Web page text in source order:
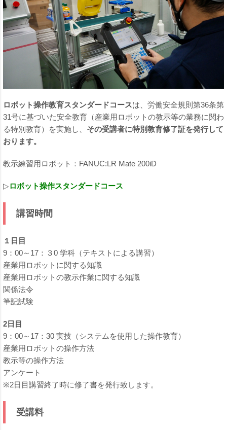
ロボット操作教育スタンダードコースは、労働安全規則第36条第
31号に基づいた安全教育（産業用ロボットの教示等の業務に関わ
る特別教育）を実施し、 その受講者に特別教育修了証を発行して
おります。
教示練習用ロボット：FANUC:LR Mate 200iD
▷ロボット操作スタンダードコース
講習時間
１日目
9：00～17：３0 学科（テキストによる講習）
産業用ロボットに関する知識
産業用ロボットの教示作業に関する知識
関係法令
筆記試験
2日目
9：00～17：30 実技（システムを使用した操作教育）
産業用ロボットの操作方法
教示等の操作方法
アンケート
※2日目講習終了時に修了書を発行致します。
受講料